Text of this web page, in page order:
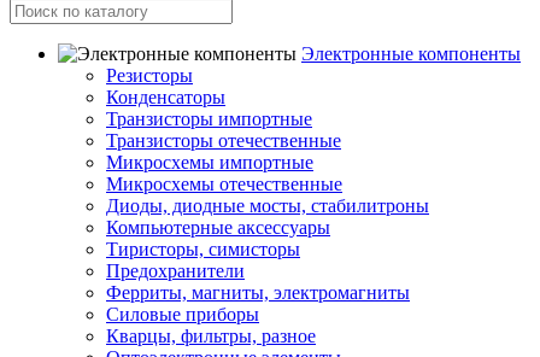
Электронные компоненты
Резисторы
Конденсаторы
Транзисторы импортные
Транзисторы отечественные
Микросхемы импортные
Микросхемы отечественные
Диоды, диодные мосты, стабилитроны
Компьютерные аксессуары
Тиристоры, симисторы
Предохранители
Ферриты, магниты, электромагниты
Силовые приборы
Кварцы, фильтры, разное